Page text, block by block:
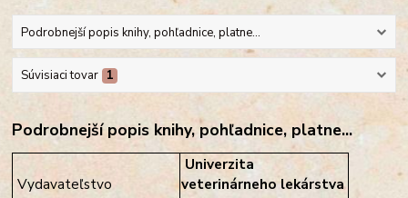
Podrobnejší popis knihy, pohľadnice, platne...
Súvisiaci tovar 1
Podrobnejší popis knihy, pohľadnice, platne...
Vydavateľstvo
Univerzita
veterinárneho lekárstva